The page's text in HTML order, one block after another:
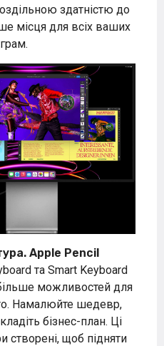
здатністю до
місця для всіх ваших
Apple Pencil
та Smart Keyboard
можливостей для
Намалюйте шедевр,
бізнес-план. Ці
створені, щоб підняти